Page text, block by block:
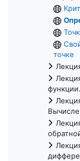
точке